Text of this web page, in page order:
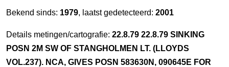
Bekend sinds: 1979, laatst gedetecteerd: 2001
Details metingen/cartografie: 22.8.79 22.8.79 SINKING
POSN 2M SW OF STANGHOLMEN LT. (LLOYDS
VOL.237). NCA, GIVES POSN 583630N, 090645E FOR